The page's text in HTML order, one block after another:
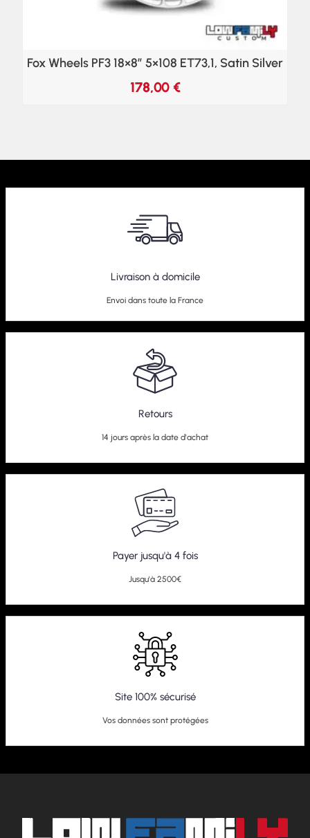
Fox Wheels PF3 18×8″ 5×108 ET73,1, Satin Silver
178,00 €
Livraison à domicile
Envoi dans toute la France
Retours
14 jours après la date d'achat
Payer jusqu'à 4 fois
Jusqu'à 2500€
Site 100% sécurisé
Vos données sont protégées